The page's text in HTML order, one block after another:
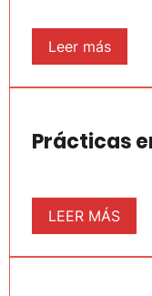
Leer más
Prácticas
LEER MÁS